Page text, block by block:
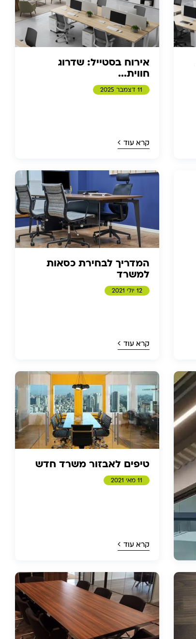
אירוח בסטייל: שדרוג
חווית...
11 דצמבר 2025
קרא עוד
המדריך לבחירת כסאות
למשרד
12 יולי 2021
קרא עוד
טיפים לאבזור משרד חדש
11 מאי 2021
קרא עוד